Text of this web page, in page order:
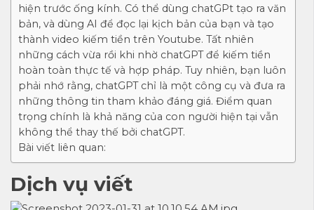
hiện trước ống kính. Có thể dùng chatGPt tạo ra văn
bản, và dùng AI để đọc lại kịch bản của bạn và tạo
thành video kiếm tiền trên Youtube. Tất nhiên
những cách vừa rồi khi nhờ chatGPT để kiếm tiền
hoàn toàn thực tế và hợp pháp. Tuy nhiên, bạn luôn
phải nhớ rằng, chatGPT chỉ là một công cụ và đưa ra
những thông tin tham khảo đáng giá. Điểm quan
trọng chính là khả năng của con người hiện tại vẫn
không thể thay thế bởi chatGPT.
Bài viết liên quan:
Dịch vụ viết